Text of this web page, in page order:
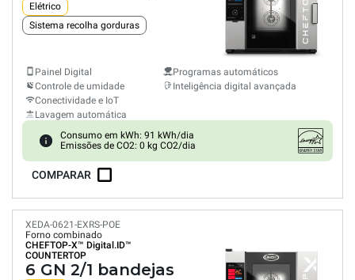
Elétrico
Sistema recolha gorduras
Painel Digital
Controle de umidade
Conectividade e IoT
Lavagem automática
Programas automáticos
Inteligência digital avançada
Consumo em kWh: 91 kWh/dia
Emissões de CO2: 0 kg CO2/dia
COMPARAR
XEDA-0621-EXRS-POE
Forno combinado
CHEFTOP-X™ Digital.ID™
COUNTERTOP
6 GN 2/1 bandejas